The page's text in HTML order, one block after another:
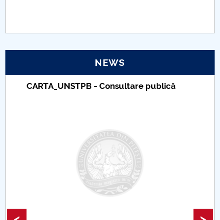
Personal data protection
IOSUD/CSUD – PhD studies
Comisie de etica unversitară
Accesibilitate pentru studenții cu dizabilități
NEWS
CARTA_UNSTPB - Consultare publică